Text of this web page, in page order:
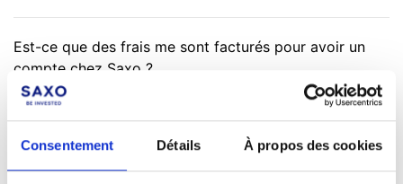
Consentement Détails À propos des cookies
Est-ce que des frais me sont facturés pour avoir un
compte chez Saxo ?
Comment sont calculés les intérêts ?